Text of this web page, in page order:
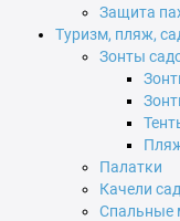
Защита
Туризм, пляж,
Зонты
Палатки
Качели
Спальные